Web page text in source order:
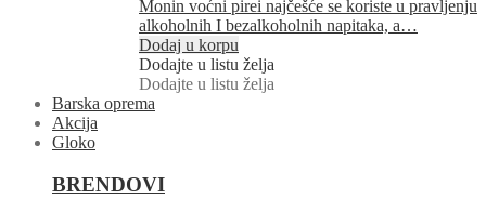
Monin voćni pirei najčešće se koriste u pravljenju
alkoholnih I bezalkoholnih napitaka, a…
Dodaj u korpu
Dodajte u listu želja
Dodajte u listu želja
Barska oprema
Akcija
Gloko
BRENDOVI